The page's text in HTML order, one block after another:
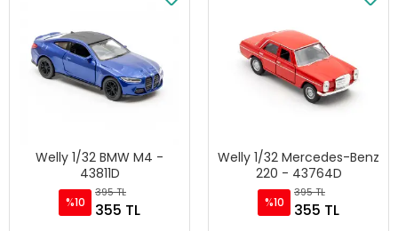
Welly 1/32 BMW M4 -
43811D
%10
395 TL
355 TL
Welly 1/32 Mercedes-Benz
220 - 43764D
%10
395 TL
355 TL